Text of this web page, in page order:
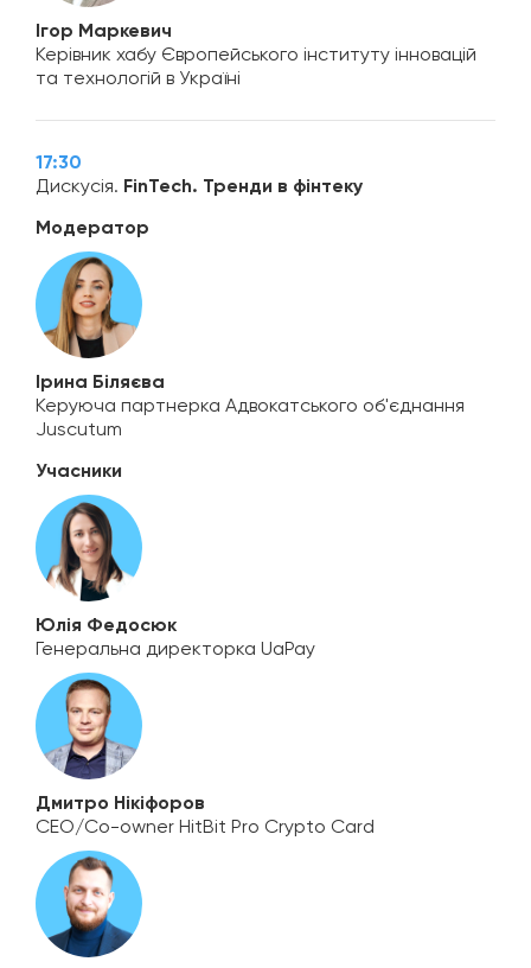
Ігор Маркевич
Керівник хабу Європейського інституту інновацій
та технологій в Україні
17:30
Дискусія. FinTech. Тренди в фінтеку
Модератор
Ірина Біляєва
Керуюча партнерка Адвокатського об'єднання
Juscutum
Учасники
Юлія Федосюк
Генеральна директорка UaPay
Дмитро Нікіфоров
CEO/Co-owner HitBit Pro Crypto Card